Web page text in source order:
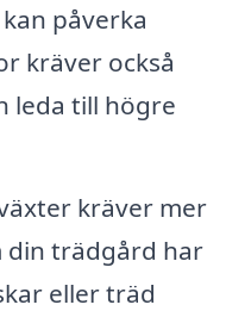
påverka
kräver också
leda till högre
kräver mer
din trädgård har
eller träd